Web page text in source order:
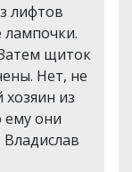
лифтов
лампочки.
щиток
Нет, не
из
ему они